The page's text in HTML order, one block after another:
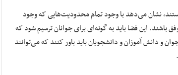
نشان می‌دهد با وجود تمام محدودیت‌هایی که وجود
باشند. این فضا باید به گونه‌ای برای جوانان ترسیم شود که
و دانش آموزان و دانشجویان باید باور کنند که می‌توانند